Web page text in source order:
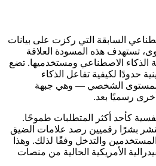
السابقة التي ركزت على بيانات
تستهدف هذه المسودة العلاقة
الذكاء الاصطناعي ومستخدميها. تضع
حدودًا لكيفية تفاعل الذكاء
الشخصي — وهي جبهة
رسميًا بعد.
كأحد أكثر المتطلبات طموحًا.
بشرًا رقميين رصد علامات الضيق
والتدخل وفقًا لذلك. وهذا
الأمريكية الحالية من منصات